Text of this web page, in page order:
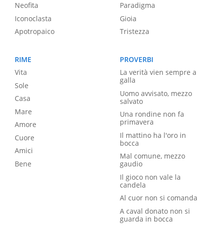
Neofita
Iconoclasta
Apotropaico
Paradigma
Gioia
Tristezza
RIME
Vita
Sole
Casa
Mare
Amore
Cuore
Amici
Bene
PROVERBI
La verità vien sempre a
galla
Uomo avvisato, mezzo
salvato
Una rondine non fa
primavera
Il mattino ha l'oro in
bocca
Mal comune, mezzo
gaudio
Il gioco non vale la
candela
Al cuor non si comanda
A caval donato non si
guarda in bocca